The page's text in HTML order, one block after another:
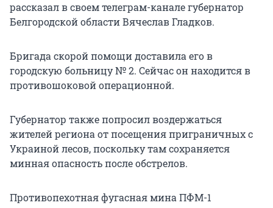
рассказал в своем телеграм-канале губернатор
Белгородской области Вячеслав Гладков.
Бригада скорой помощи доставила его в
городскую больницу № 2. Сейчас он находится в
противошоковой операционной.
Губернатор также попросил воздержаться
жителей региона от посещения приграничных с
Украиной лесов, поскольку там сохраняется
минная опасность после обстрелов.
Противопехотная фугасная мина ПФМ-1